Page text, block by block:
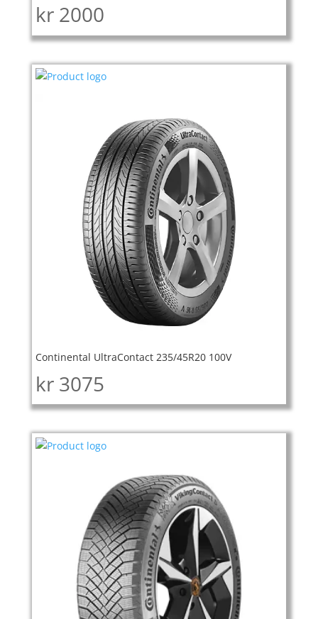
kr 2000
Continental UltraContact 235/45R20 100V
kr 3075